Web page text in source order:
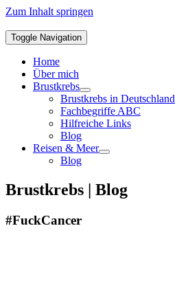
Zum Inhalt springen
Toggle Navigation
Home
Über mich
Brustkrebs
Brustkrebs in Deutschland
Fachbegriffe ABC
Hilfreiche Links
Blog
Reisen & Meer
Blog
Brustkrebs | Blog
#FuckCancer